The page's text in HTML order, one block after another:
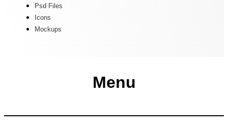
Psd Files
Icons
Mockups
Menu